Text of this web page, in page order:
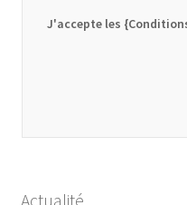
J'accepte les
Actualité